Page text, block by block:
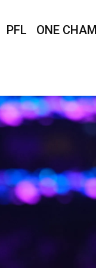
PFL ONE